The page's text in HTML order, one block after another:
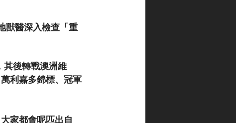
獸醫深入檢查「重
其後轉戰澳洲維
利嘉多錦標、冠軍
家都會呢匹出自